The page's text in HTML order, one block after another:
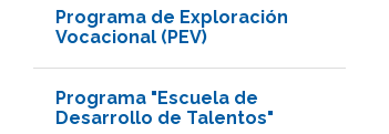
Programa de Exploración
Vocacional (PEV)
Programa "Escuela de
Desarrollo de Talentos"